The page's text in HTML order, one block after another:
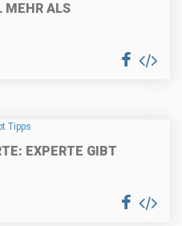
MEHR ALS
EXPERTE GIBT